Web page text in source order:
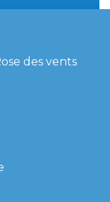
des vents